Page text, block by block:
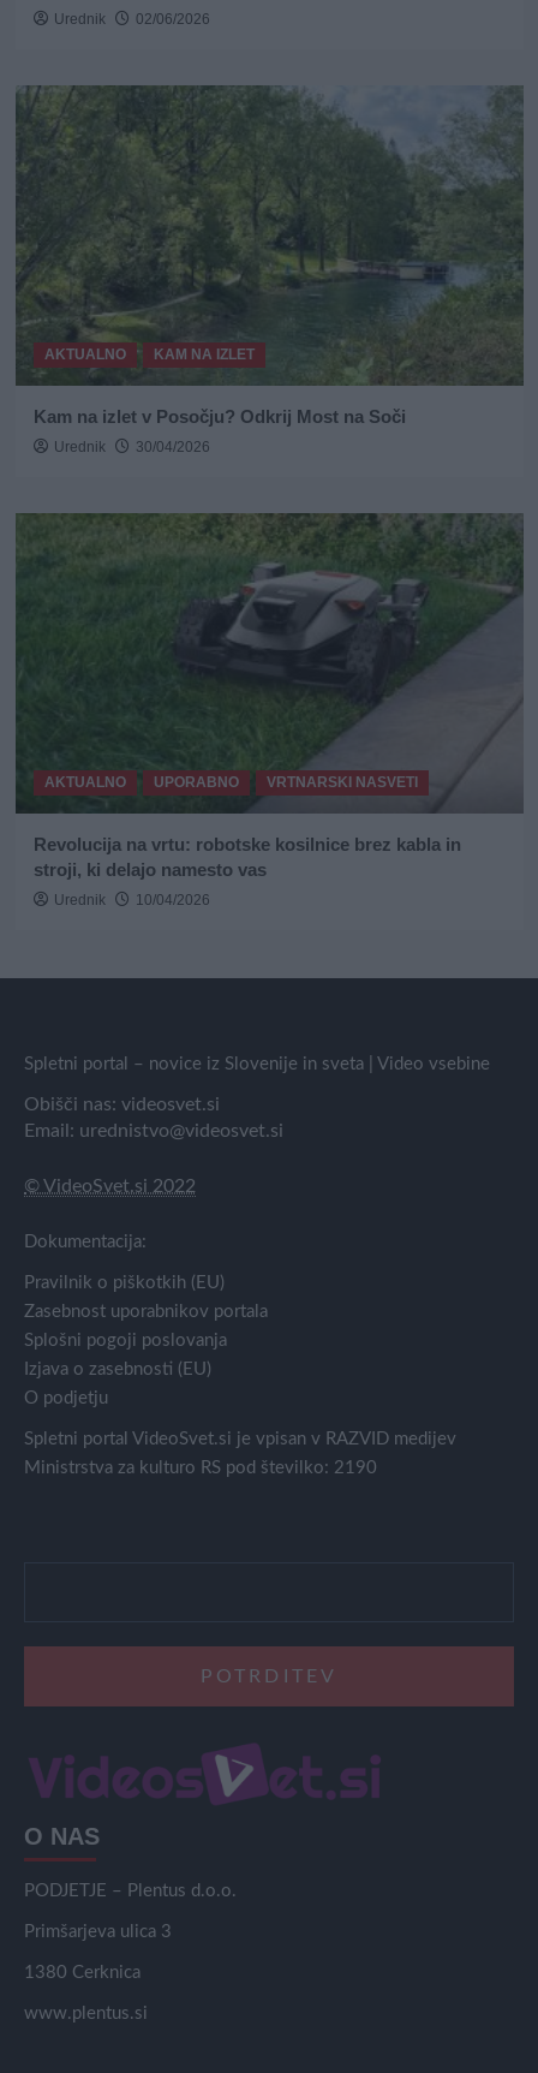
Urednik 02/06/2026
AKTUALNO KAM NA IZLET
Kam na izlet v Posočju? Odkrij Most na Soči
Urednik 30/04/2026
AKTUALNO UPORABNO VRTNARSKI NASVETI
Revolucija na vrtu: robotske kosilnice brez kabla in
stroji, ki delajo namesto vas
Urednik 10/04/2026
Spletni portal – novice iz Slovenije in sveta | Video vsebine
Obišči nas: videosvet.si
Email: urednistvo@videosvet.si
© VideoSvet.si 2022
Dokumentacija:
Pravilnik o piškotkih (EU)
Zasebnost uporabnikov portala
Splošni pogoji poslovanja
Izjava o zasebnosti (EU)
O podjetju
Spletni portal VideoSvet.si je vpisan v RAZVID medijev
Ministrstva za kulturo RS pod številko: 2190
O NAS
PODJETJE – Plentus d.o.o.
Primšarjeva ulica 3
1380 Cerknica
www.plentus.si